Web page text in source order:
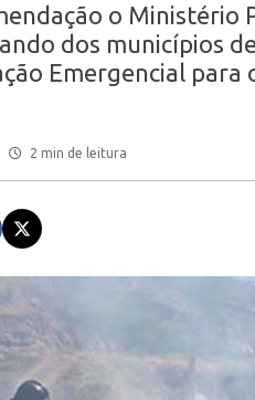
o Ministério
dos municípios
Emergencial
2 min de leitura